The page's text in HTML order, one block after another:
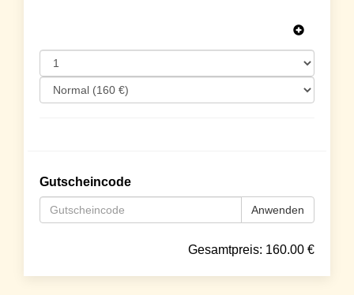
Gutscheincode
Anwenden
Gesamtpreis: 160.00 €